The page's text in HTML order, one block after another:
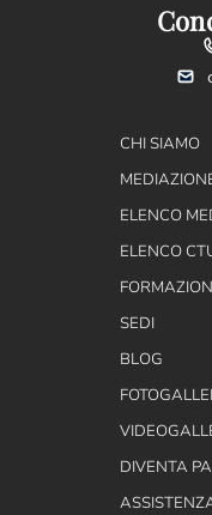
CHI SIAMO
ELENCO
ELENCO
SEDI
BLOG
DIVENTA